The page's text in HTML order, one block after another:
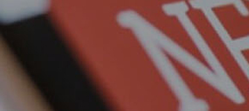
热门关键词： 离线AOI ，波峰焊AOI， AOI设备